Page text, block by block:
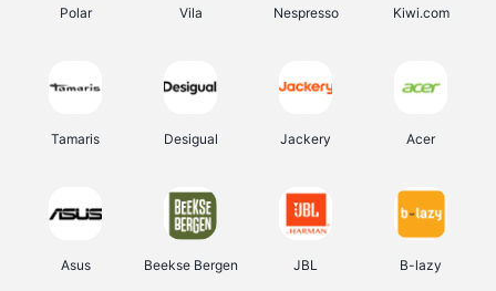
Polar Vila Nespresso Kiwi.com
Tamaris Desigual Jackery Acer
Asus Beekse Bergen JBL B-lazy